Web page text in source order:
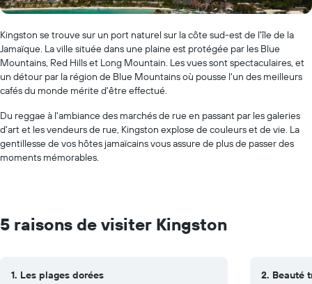
Kingston se trouve sur un port naturel sur la côte sud-est de l'île de la
Jamaïque. La ville située dans une plaine est protégée par les Blue
Mountains, Red Hills et Long Mountain. Les vues sont spectaculaires, et
un détour par la région de Blue Mountains où pousse l'un des meilleurs
cafés du monde mérite d'être effectué.
Du reggae à l'ambiance des marchés de rue en passant par les galeries
d'art et les vendeurs de rue, Kingston explose de couleurs et de vie. La
gentillesse de vos hôtes jamaïcains vous assure de plus de passer des
moments mémorables.
5 raisons de visiter Kingston
1. Les plages dorées
2. Beauté